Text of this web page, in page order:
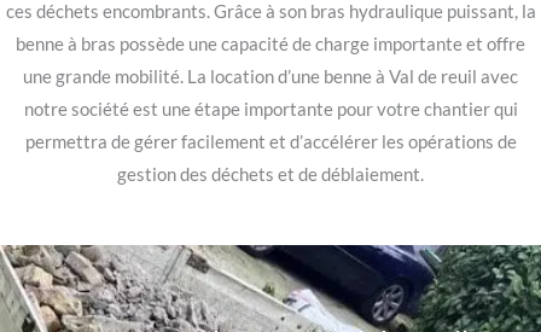
ces déchets encombrants. Grâce à son bras hydraulique puissant, la
benne à bras possède une capacité de charge importante et offre
une grande mobilité. La location d’une benne à Val de reuil avec
notre société est une étape importante pour votre chantier qui
permettra de gérer facilement et d’accélérer les opérations de
gestion des déchets et de déblaiement.